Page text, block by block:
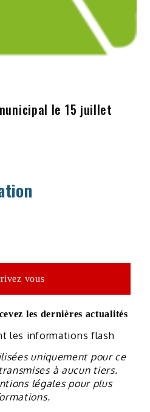
le 15 juillet
les dernières actualités
les informations flash
uniquement pour ce
à aucun tiers.
légales pour plus